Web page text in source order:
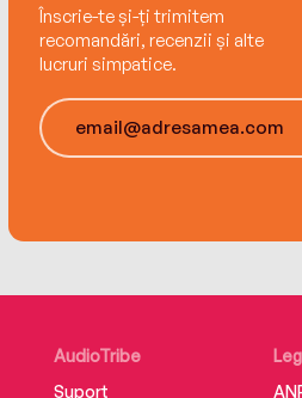
Înscrie-te și-ți trimitem
recomandări, recenzii și alte
lucruri simpatice.
AudioTribe
Suport